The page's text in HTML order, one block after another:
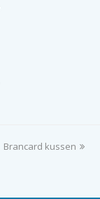
next
Brancard kussen